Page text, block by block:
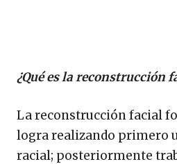
¿Qué es la reconstrucción
La reconstrucción facial
logra realizando primero
racial; posteriormente